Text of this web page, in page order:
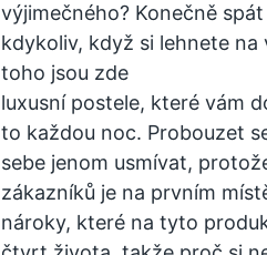
výjimečného? Konečně
kdykoliv, když si lehnete na
toho jsou zde
luxusní postele, které vám
to každou noc. Probouzet
sebe jenom usmívat,
zákazníků je na prvním
nároky, které na tyto